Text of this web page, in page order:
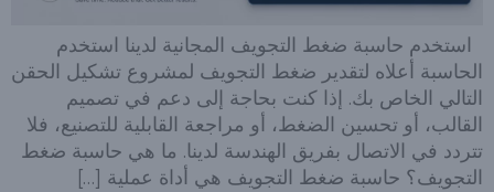
استخدم حاسبة ضغط التجويف المجانية لدينا استخدم
الحاسبة أعلاه لتقدير ضغط التجويف لمشروع تشكيل الحقن
التالي الخاص بك. إذا كنت بحاجة إلى دعم في تصميم
القالب، أو تحسين الضغط، أو مراجعة القابلية للتصنيع، فلا
تتردد في الاتصال بفريق الهندسة لدينا. ما هي حاسبة ضغط
التجويف؟ حاسبة ضغط التجويف هي أداة عملية […]